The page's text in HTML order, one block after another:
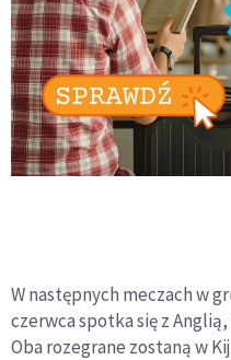
W następnych meczach w
czerwca spotka się z
Oba rozegrane zostaną w